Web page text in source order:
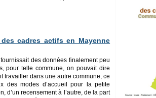
cadres actifs en Mayenne
des données finalement peu
pour telle commune, on pouvait dire
travailler dans une autre commune, ce
des modes d’accueil pour la petite
d’un recensement à l’autre, de la part